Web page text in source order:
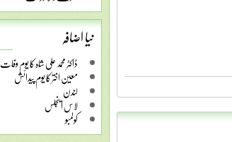
نیا اضافہ
ڈاکٹر محمد علی شاہ کا یوم وفات
معین اختر کا یوم پیدائش
لندن
لاس اینجلس
کولمبو